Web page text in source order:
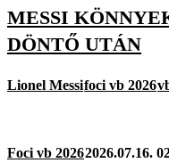
MESSI
DÖNTŐ UTÁN
Lionel Messifoci vb 2026
Foci vb 20262026.07.16.